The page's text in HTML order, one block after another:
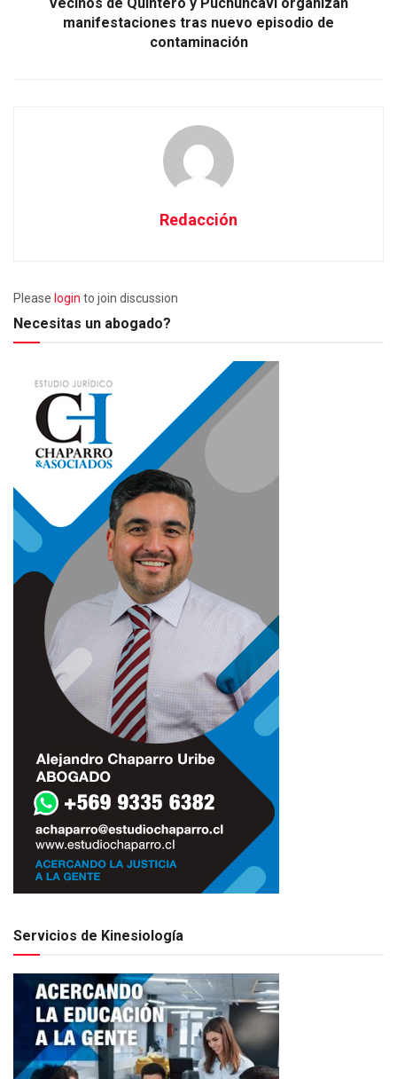
manifestaciones tras nuevo episodio de
contaminación
Redacción
Please login to join discussion
Necesitas un abogado?
Servicios de Kinesiología